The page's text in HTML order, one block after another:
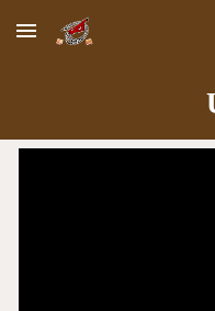
Skip to main content